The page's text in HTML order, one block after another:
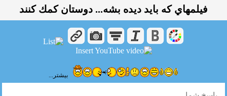
فيلمهاي كه بايد ديده بشه... دوستان كمك كنند
بیشتر...